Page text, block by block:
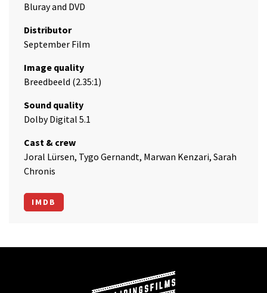
Bluray and DVD
Distributor
September Film
Image quality
Breedbeeld (2.35:1)
Sound quality
Dolby Digital 5.1
Cast & crew
Joral Lürsen, Tygo Gernandt, Marwan Kenzari, Sarah
Chronis
IMDB